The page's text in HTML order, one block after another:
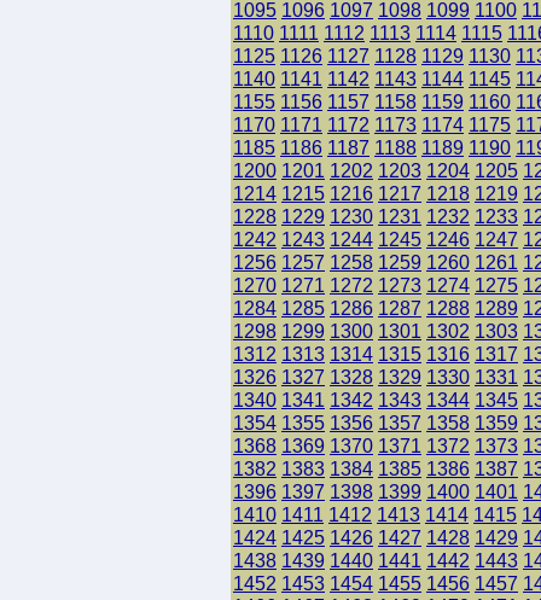
1095 1096 1097 1098 1099 1100
1110 1111 1112 1113 1114 1115
1125 1126 1127 1128 1129 1130
1140 1141 1142 1143 1144 1145
1155 1156 1157 1158 1159 1160
1170 1171 1172 1173 1174 1175
1185 1186 1187 1188 1189 1190
1200 1201 1202 1203 1204 1205
1214 1215 1216 1217 1218 1219
1228 1229 1230 1231 1232 1233
1242 1243 1244 1245 1246 1247
1256 1257 1258 1259 1260 1261
1270 1271 1272 1273 1274 1275
1284 1285 1286 1287 1288 1289
1298 1299 1300 1301 1302 1303
1312 1313 1314 1315 1316 1317
1326 1327 1328 1329 1330 1331
1340 1341 1342 1343 1344 1345
1354 1355 1356 1357 1358 1359
1368 1369 1370 1371 1372 1373
1382 1383 1384 1385 1386 1387
1396 1397 1398 1399 1400 1401
1410 1411 1412 1413 1414 1415
1424 1425 1426 1427 1428 1429
1438 1439 1440 1441 1442 1443
1452 1453 1454 1455 1456 1457